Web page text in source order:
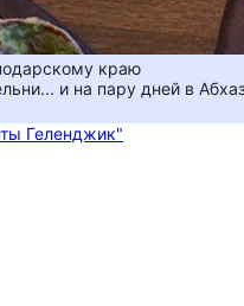
краю
и на пару дней в